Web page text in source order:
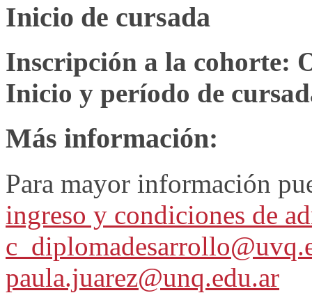
Inicio de cursada
Inscripción a la cohorte:
Inicio y período de
Más información:
Para mayor información
ingreso y condiciones de
paula.juarez@unq.edu.ar